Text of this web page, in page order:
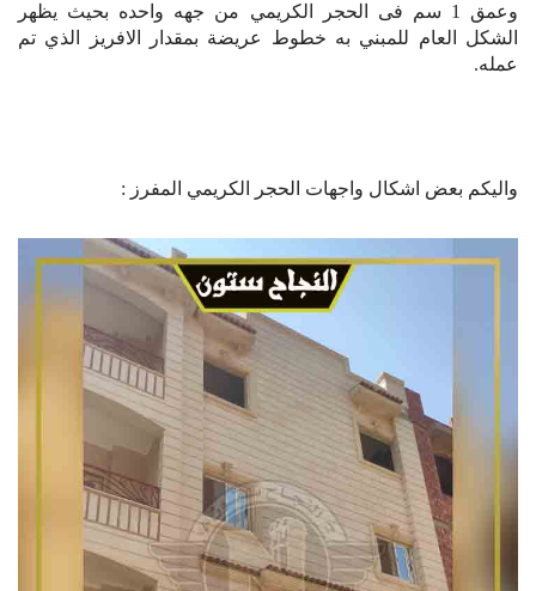
وعمق 1 سم فى الحجر الكريمي من جهه واحده بحيث يظهر
الشكل العام للمبني به خطوط عريضة بمقدار الافريز الذي تم
عمله.
واليكم بعض اشكال واجهات الحجر الكريمي المفرز :